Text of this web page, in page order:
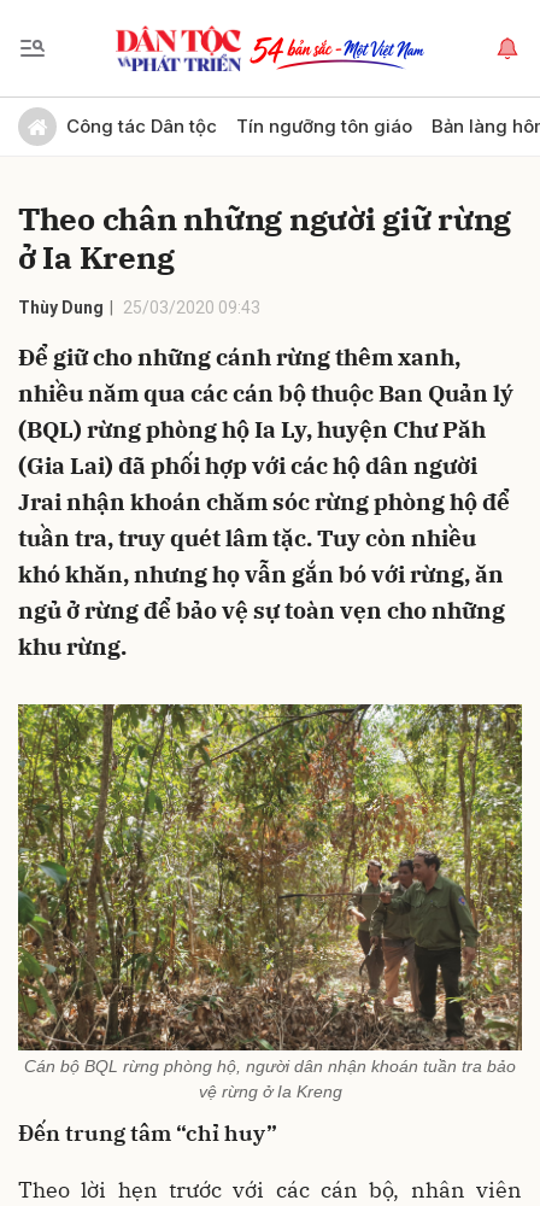
Công tác Dân tộc Tín ngưỡng tôn giáo Bản làng
Theo chân những người giữ rừng
ở Ia Kreng
Thùy Dung 25/03/2020 09:43
Để giữ cho những cánh rừng thêm xanh,
nhiều năm qua các cán bộ thuộc Ban Quản lý
(BQL) rừng phòng hộ Ia Ly, huyện Chư Păh
(Gia Lai) đã phối hợp với các hộ dân người
Jrai nhận khoán chăm sóc rừng phòng hộ để
tuần tra, truy quét lâm tặc. Tuy còn nhiều
khó khăn, nhưng họ vẫn gắn bó với rừng, ăn
ngủ ở rừng để bảo vệ sự toàn vẹn cho những
khu rừng.
Cán bộ BQL rừng phòng hộ, người dân nhận khoán tuần tra bảo
vệ rừng ở Ia Kreng
Đến trung tâm “chỉ huy”
Theo lời hẹn trước với các cán bộ, nhân viên
Gửi bình luận
Hủy